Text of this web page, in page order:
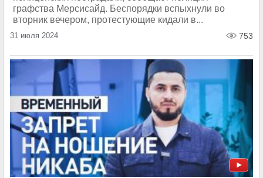
графства Мерсисайд. Беспорядки вспыхнули во
вторник вечером, протестующие кидали в...
31 июля 2024 753